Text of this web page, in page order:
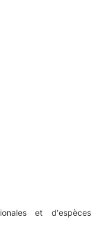
et d'espèces